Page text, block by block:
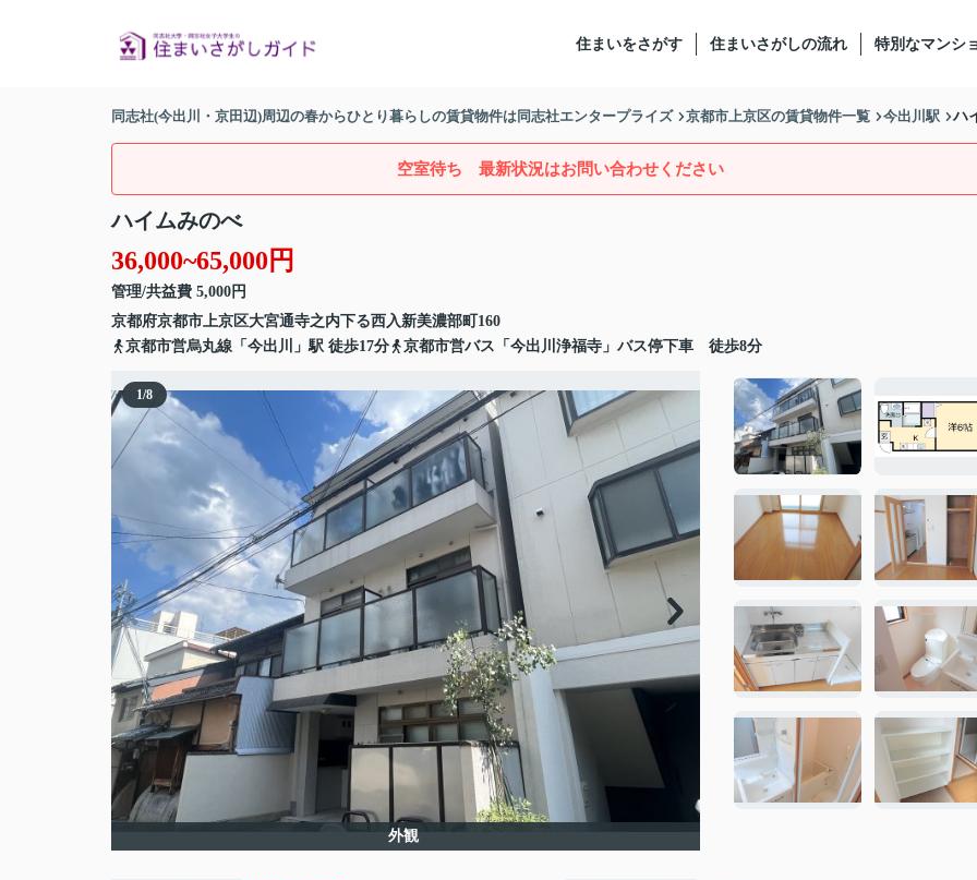
住まいをさがす 住まいさがしの流れ 特別なマンシ
同志社(今出川・京田辺)周辺の春からひとり暮らしの賃貸物件は同志社エンタープライズ 京都市上京区の賃貸物件一覧 今出川駅 ハ
空室待ち 最新状況はお問い合わせください
ハイムみのべ
36,000~65,000円
管理/共益費 5,000円
京都府京都市上京区大宮通寺之内下る西入新美濃部町160
京都市営烏丸線 「 今出川 」駅 徒歩17分 京都市営バス「今出川浄福寺」バス停下車 徒歩8分
1/8
外観